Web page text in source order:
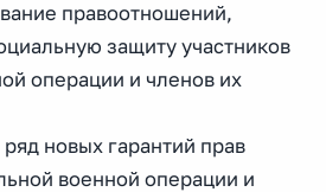
правоотношений,
защиту участников
операции и членов их
новых гарантий прав
военной операции и